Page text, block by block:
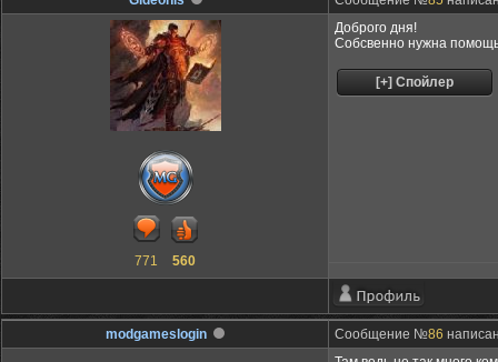
771 560
Доброго дня!
Собсвенно нужна
modgameslogin Сообщение №86